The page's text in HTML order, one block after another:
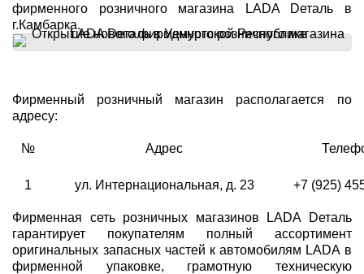
фирменного розничного магазина LADA Dеталь в
г.Камбарка.
Фирменный розничный магазин располагается по
адресу:
№ Адрес
1 ул. Интернациональная, д. 23 +7 (925)
Фирменная сеть розничных магазинов LADA Dеталь
гарантирует покупателям полный ассортимент
оригинальных запасных частей к автомобилям LADA в
фирменной упаковке, грамотную техническую